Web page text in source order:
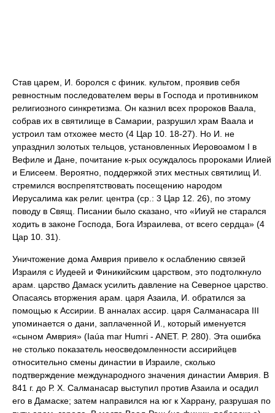
Став царем, И. боролся с финик. культом, проявив себя
ревностным последователем веры в Господа и противником
религиозного синкретизма. Он казнил всех пророков Ваала,
собрав их в святилище в Самарии, разрушил храм Ваала и
устроил там отхожее место (4 Цар 10. 18-27). Но И. не
упразднил золотых тельцов, установленных Иеровоамом I в
Вефиле и Дане, почитание к-рых осуждалось пророками Илией
и Елисеем. Вероятно, поддержкой этих местных святилищ И.
стремился воспрепятствовать посещению народом
Иерусалима как религ. центра (ср.: 3 Цар 12. 26), по этому
поводу в Свящ. Писании было сказано, что «Ииуй не старался
ходить в законе Господа, Бога Израилева, от всего сердца» (4
Цар 10. 31).
Уничтожение дома Амврия привело к ослаблению связей
Израиля с Иудеей и Финикийским царством, это подтолкнуло
арам. царство Дамаск усилить давление на Северное царство.
Опасаясь вторжения арам. царя Азаила, И. обратился за
помощью к Ассирии. В анналах ассир. царя Салманасара III
упоминается о дани, заплаченной И., который именуется
«сыном Амврия» (Iaúa mar Humri - ANET. P. 280). Эта ошибка
не столько показатель неосведомленности ассирийцев
относительно смены династии в Израиле, сколько
подтверждение международного значения династии Амврия. В
841 г. до Р. Х. Салманасар выступил против Азаила и осадил
его в Дамаске; затем направился на юг к Харрану, разрушая по